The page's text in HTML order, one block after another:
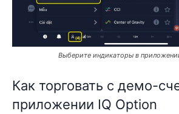
Выберите индикаторы в
Как торговать с демо-
приложении IQ Option